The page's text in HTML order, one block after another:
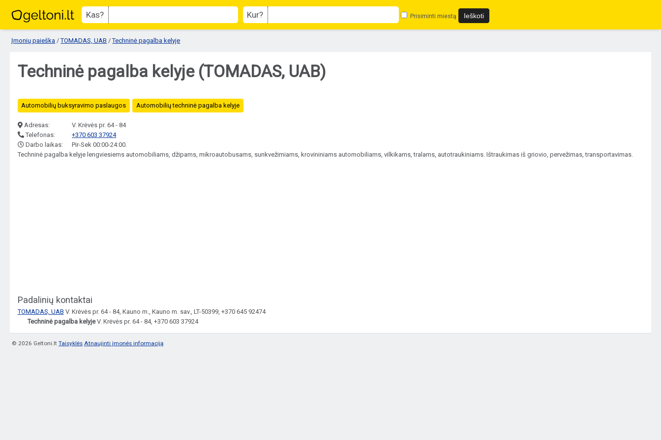
Kas? Kur? Prisiminti miestą
Įmonių paieška /TOMADAS, UAB /Techninė pagalba kelyje
Techninė pagalba kelyje (TOMADAS, UAB)
Automobilių buksyravimo paslaugos Automobilių techninė pagalba kelyje
Adresas:
V. Krėvės pr. 64 - 84
Telefonas:
+370 603 37924
Darbo laikas:
Pir-Sek 00:00-24:00.
Techninė pagalba kelyje lengviesiems automobiliams, džipams, mikroautobusams, sunkvežimiams, krovininiams automobiliams, vilkikams, tralams, autotraukiniams. Ištraukimas iš griovio, pervežimas, transportavimas.
Padalinių kontaktai
TOMADAS, UAB V. Krėvės pr. 64 - 84, Kauno m., Kauno m. sav., LT-50399, +370 645 92474
Techninė pagalba kelyjeV. Krėvės pr. 64 - 84, +370 603 37924
© 2026 Geltoni.lt Taisyklės Atnaujinti įmonės informaciją